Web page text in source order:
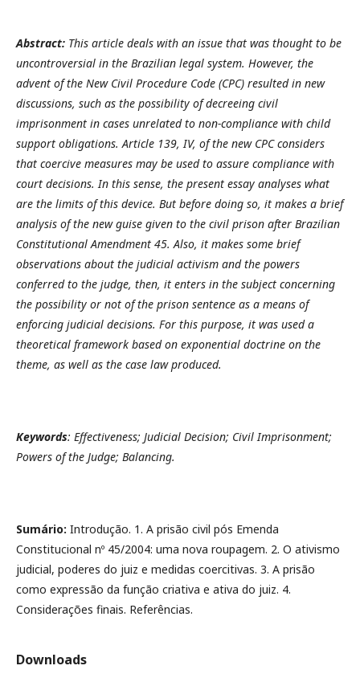
Abstract: This article deals with an issue that was thought to be
uncontroversial in the Brazilian legal system. However, the
advent of the New Civil Procedure Code (CPC) resulted in new
discussions, such as the possibility of decreeing civil
imprisonment in cases unrelated to non-compliance with child
support obligations. Article 139, IV, of the new CPC considers
that coercive measures may be used to assure compliance with
court decisions. In this sense, the present essay analyses what
are the limits of this device. But before doing so, it makes a brief
analysis of the new guise given to the civil prison after Brazilian
Constitutional Amendment 45. Also, it makes some brief
observations about the judicial activism and the powers
conferred to the judge, then, it enters in the subject concerning
the possibility or not of the prison sentence as a means of
enforcing judicial decisions. For this purpose, it was used a
theoretical framework based on exponential doctrine on the
theme, as well as the case law produced.
Keywords: Effectiveness; Judicial Decision; Civil Imprisonment;
Powers of the Judge; Balancing.
Sumário: Introdução. 1. A prisão civil pós Emenda
Constitucional nº 45/2004: uma nova roupagem. 2. O ativismo
judicial, poderes do juiz e medidas coercitivas. 3. A prisão
como expressão da função criativa e ativa do juiz. 4.
Considerações finais. Referências.
Downloads